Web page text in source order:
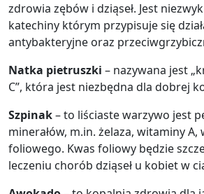
zdrowia zębów i dziąseł. Jest
katechiny którym przypisuje się
antybakteryjne oraz
Natka pietruszki – nazywana jest
C”, która jest niezbędna dla dobrej
Szpinak– to liściaste warzywo jest
minerałów, m.in. żelaza, witaminy A,
foliowego. Kwas foliowy będzie
leczeniu chorób dziąseł u kobiet w